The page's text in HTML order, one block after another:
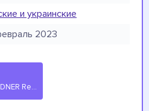
и украинские
2023
AVERONA - Це мій вайб (ODNER Remix) Спілкуйтеся й романтизуйте життя, тут і зараз це мій вайб